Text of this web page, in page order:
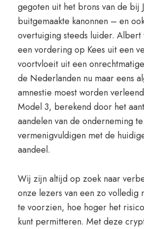
gegoten uit het brons van de bij
buitgemaakte kanonnen – en
overtuiging steeds luider.
een vordering op Kees uit een
voortvloeit uit een
de Nederlanden nu maar eens
amnestie moest worden
Model 3, berekend door het
aandelen van de onderneming te
vermenigvuldigen met de
aandeel.
Wij zijn altijd op zoek naar
onze lezers van een zo volledig
te voorzien, hoe hoger het
kunt permitteren. Met deze